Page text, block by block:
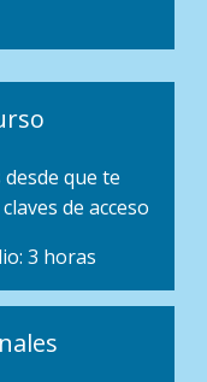
que te
de acceso
3 horas